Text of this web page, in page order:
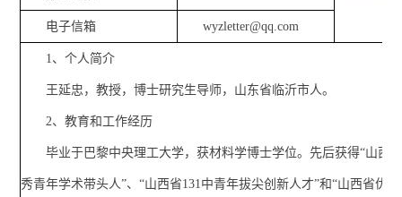
电子信箱 wyzletter@qq.com
1、个人简介
王延忠，教授，博士研究生导师，山东省临沂市人。
2、教育和工作经历
毕业于巴黎中央理工大学，获材料学博士学位。先后获得“山西
秀青年学术带头人”、“山西省131中青年拔尖创新人才”和“山西省优